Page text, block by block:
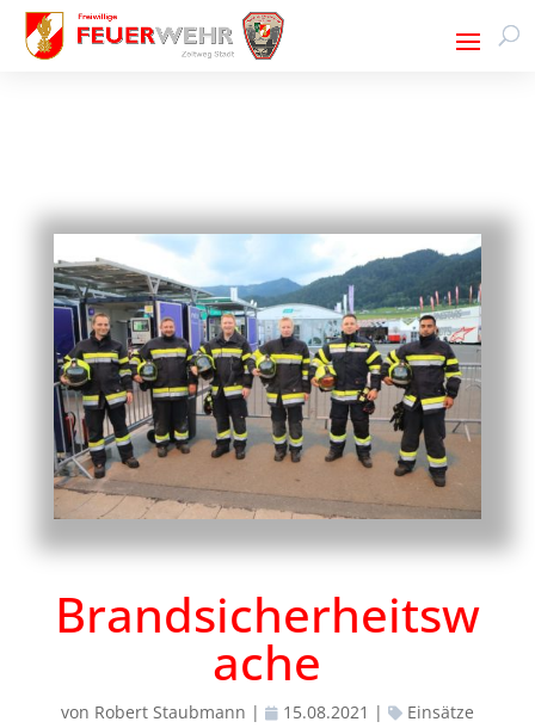
Brandsicherheitsw
ache
von Robert Staubmann | 15.08.2021 | Einsätze